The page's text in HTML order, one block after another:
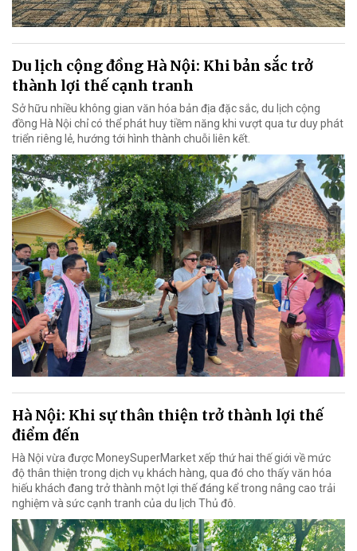
Du lịch cộng đồng Hà Nội: Khi bản sắc trở
thành lợi thế cạnh tranh
Sở hữu nhiều không gian văn hóa bản địa đặc sắc, du lịch cộng
đồng Hà Nội chỉ có thể phát huy tiềm năng khi vượt qua tư duy phát
triển riêng lẻ, hướng tới hình thành chuỗi liên kết.
Hà Nội: Khi sự thân thiện trở thành lợi thế
điểm đến
Hà Nội vừa được MoneySuperMarket xếp thứ hai thế giới về mức
độ thân thiện trong dịch vụ khách hàng, qua đó cho thấy văn hóa
hiếu khách đang trở thành một lợi thế đáng kể trong nâng cao trải
nghiệm và sức cạnh tranh của du lịch Thủ đô.